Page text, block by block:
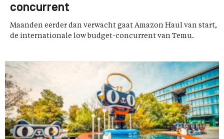
concurrent
Maanden eerder dan verwacht gaat Amazon Haul van start,
de internationale low budget-concurrent van Temu.